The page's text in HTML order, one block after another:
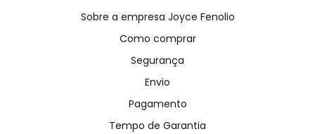
Sobre a empresa Joyce Fenolio
Como comprar
Segurança
Envio
Pagamento
Tempo de Garantia